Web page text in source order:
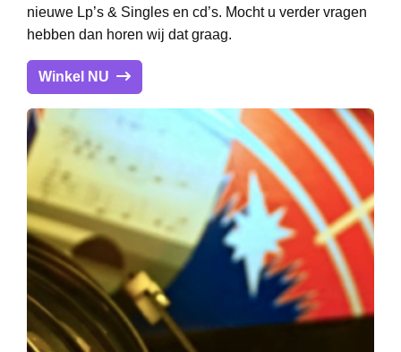
nieuwe Lp’s & Singles en cd’s. Mocht u verder vragen
hebben dan horen wij dat graag.
Winkel NU